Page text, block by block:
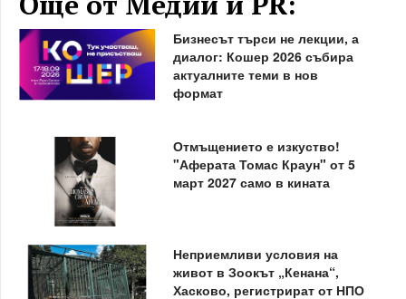
Бизнесът търси не лекции, а
диалог: Кошер 2026 събира
актуалните теми в нов
формат
Отмъщението е изкуство!
"Аферата Томас Краун" от 5
март 2027 само в кината
Неприемливи условия на
живот в Зоокът „Кенана“,
Хасково, регистрират от НПО